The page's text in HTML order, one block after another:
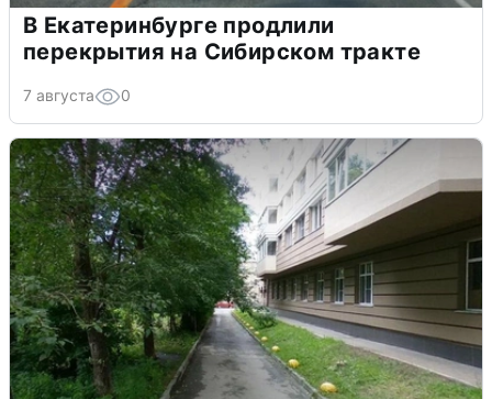
В Екатеринбурге продлили
перекрытия на Сибирском тракте
7 августа 0